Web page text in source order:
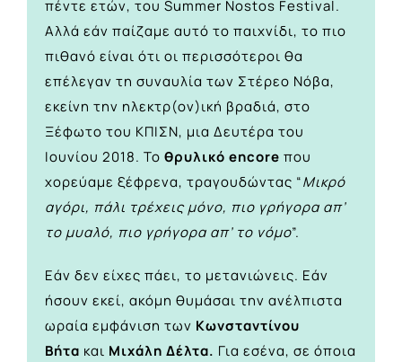
πέντε ετών, του Summer Nostos Festival.
Αλλά εάν παίζαμε αυτό το παιχνίδι, το πιο
πιθανό είναι ότι οι περισσότεροι θα
επέλεγαν τη συναυλία των Στέρεο Nόβα,
εκείνη την ηλεκτρ(ον)ική βραδιά, στο
Ξέφωτο του ΚΠΙΣΝ, μια Δευτέρα του
Ιουνίου 2018. Το θρυλικό encore που
χορεύαμε ξέφρενα, τραγουδώντας “Μικρό
αγόρι, πάλι τρέχεις μόνο, πιο γρήγορα απ’
το μυαλό, πιο γρήγορα απ’ το νόμο”.
Εάν δεν είχες πάει, το μετανιώνεις. Εάν
ήσουν εκεί, ακόμη θυμάσαι την ανέλπιστα
ωραία εμφάνιση των Kωνσταντίνου
Βήτα και Μιχάλη Δέλτα. Για εσένα, σε όποια